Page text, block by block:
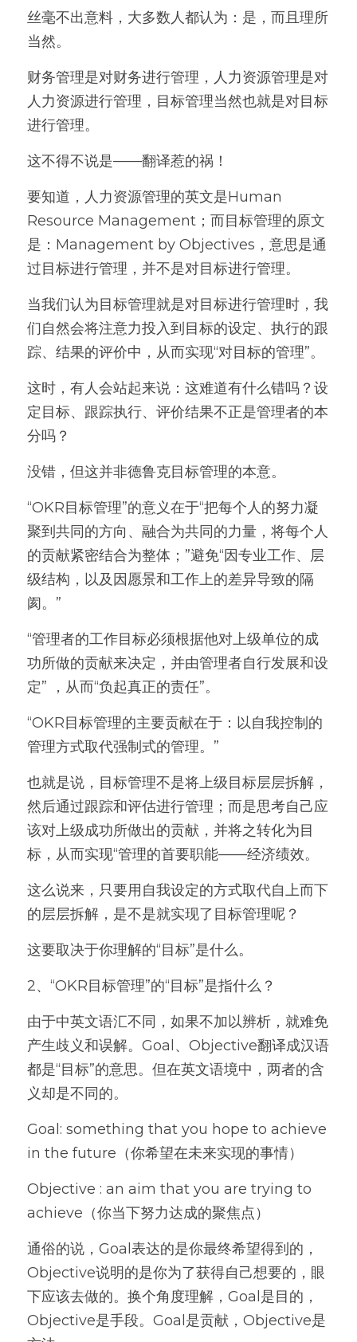
丝毫不出意料，大多数人都认为：是，而且理所
当然。
财务管理是对财务进行管理，人力资源管理是对
人力资源进行管理，目标管理当然也就是对目标
进行管理。
这不得不说是——翻译惹的祸！
要知道，人力资源管理的英文是Human
Resource Management；而目标管理的原文
是：Management by Objectives，意思是通
过目标进行管理，并不是对目标进行管理。
当我们认为目标管理就是对目标进行管理时，我
们自然会将注意力投入到目标的设定、执行的跟
踪、结果的评价中，从而实现“对目标的管理”。
这时，有人会站起来说：这难道有什么错吗？设
定目标、跟踪执行、评价结果不正是管理者的本
分吗？
没错，但这并非德鲁克目标管理的本意。
“OKR目标管理”的意义在于“把每个人的努力凝
聚到共同的方向、融合为共同的力量，将每个人
的贡献紧密结合为整体；”避免“因专业工作、层
级结构，以及因愿景和工作上的差异导致的隔
阂。”
“管理者的工作目标必须根据他对上级单位的成
功所做的贡献来决定，并由管理者自行发展和设
定” ，从而“负起真正的责任”。
“OKR目标管理的主要贡献在于：以自我控制的
管理方式取代强制式的管理。”
也就是说，目标管理不是将上级目标层层拆解，
然后通过跟踪和评估进行管理；而是思考自己应
该对上级成功所做出的贡献，并将之转化为目
标，从而实现“管理的首要职能——经济绩效。
这么说来，只要用自我设定的方式取代自上而下
的层层拆解，是不是就实现了目标管理呢？
这要取决于你理解的“目标”是什么。
2、“OKR目标管理”的“目标”是指什么？
由于中英文语汇不同，如果不加以辨析，就难免
产生歧义和误解。Goal、Objective翻译成汉语
都是“目标”的意思。但在英文语境中，两者的含
义却是不同的。
Goal: something that you hope to achieve
in the future（你希望在未来实现的事情）
Objective : an aim that you are trying to
achieve（你当下努力达成的聚焦点）
通俗的说，Goal表达的是你最终希望得到的，
Objective说明的是你为了获得自己想要的，眼
下应该去做的。换个角度理解，Goal是目的，
Objective是手段。Goal是贡献，Objective是